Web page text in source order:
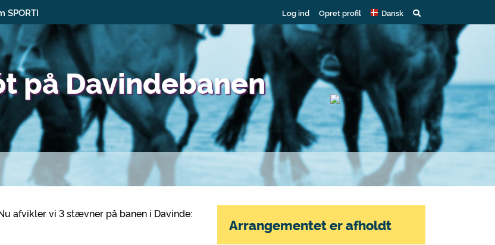
SPORTI Log ind Opret profil Dansk
på Davindebanen
afvikler vi 3 stævner på banen i Davinde:
Arrangementet er afholdt